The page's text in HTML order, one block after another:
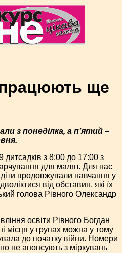
ще
з понеділка, а п’ятий –
дитсадків з 8:00 до 17:00 з
для малят. Для нас
продовжували навчання у
від обставин, які їх
голова Рівного Олександр
освіти Рівного Богдан
місця у групах можна у тому
до початку війни. Номери
не анонсують з міркувань